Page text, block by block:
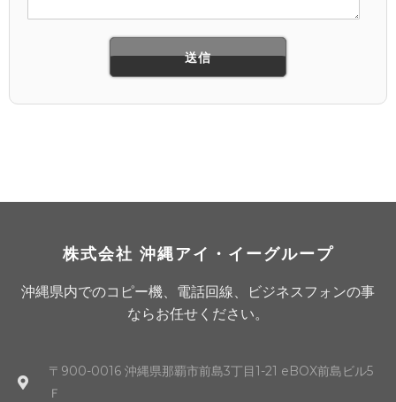
株式会社 沖縄アイ・イーグループ
沖縄県内でのコピー機、電話回線、ビジネスフォンの事
ならお任せください。
〒900-0016 沖縄県那覇市前島3丁目1-21 eBOX前島ビル5
Ｆ